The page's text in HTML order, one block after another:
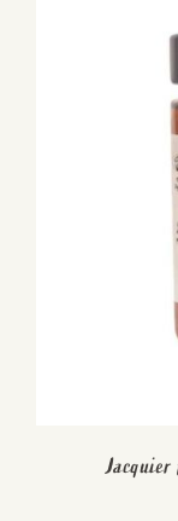
Jacquier